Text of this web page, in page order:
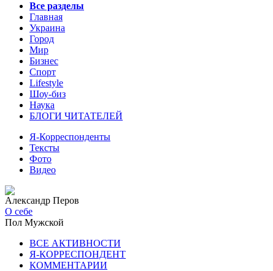
Все разделы
Главная
Украина
Город
Мир
Бизнес
Спорт
Lifestyle
Шоу-биз
Наука
БЛОГИ ЧИТАТЕЛЕЙ
Я-Корреспонденты
Тексты
Фото
Видео
Александр Перов
О себе
Пол Мужской
ВСЕ АКТИВНОСТИ
Я-КОРРЕСПОНДЕНТ
КОММЕНТАРИИ